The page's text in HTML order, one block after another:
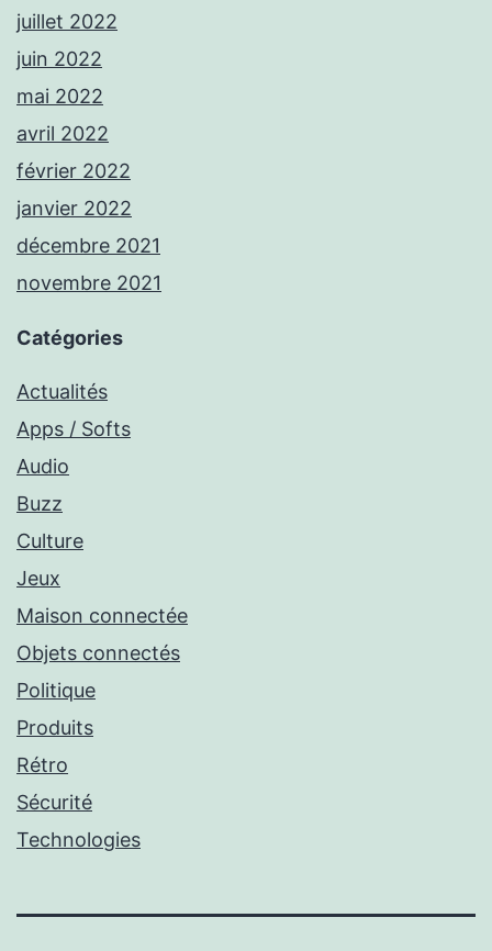
juillet 2022
juin 2022
mai 2022
avril 2022
février 2022
janvier 2022
décembre 2021
novembre 2021
Catégories
Actualités
Apps / Softs
Audio
Buzz
Culture
Jeux
Maison connectée
Objets connectés
Politique
Produits
Rétro
Sécurité
Technologies